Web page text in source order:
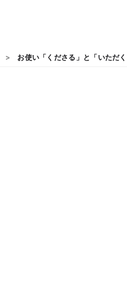
お使い「くださる」と「いただ